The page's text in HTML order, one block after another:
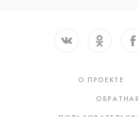
О ПРОЕКТЕ